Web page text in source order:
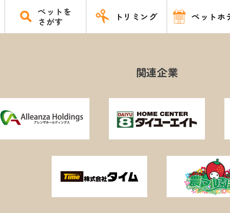
ペットを
さがす
トリミング ペットホ
関連企業